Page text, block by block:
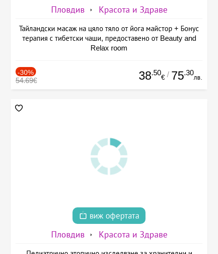
Пловдив Красота и Здраве
Тайландски масаж на цяло тяло от йога майстор + Бонус
терапия с тибетски чаши, предоставено от Beauty and
Relax room
-30%
54.69€ 38.50
€ / 75.30
лв.
виж офертата
Пловдив Красота и Здраве